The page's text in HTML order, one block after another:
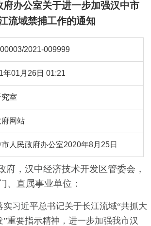
府办公室关于进一步加强汉中市
流域禁捕工作的通知
2021-009999
年01月26日 01:21
室
网站
人民政府办公室2020年8月25日
府 ，汉中经济技术开发区管委会 ，
、直属事业单位：
实习近平总书记关于长江流域“共抓大
”重要指示精神 ，进一步加强我市汉